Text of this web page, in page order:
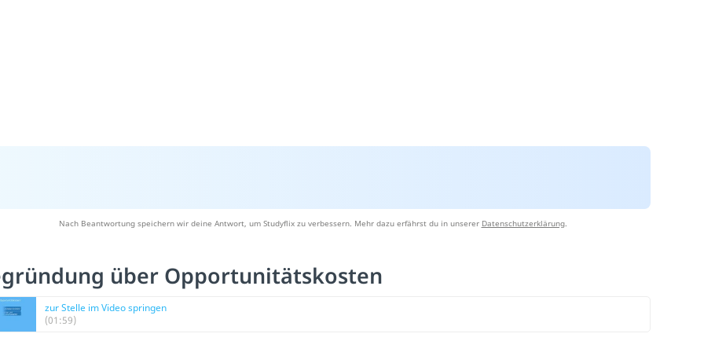
Nach Beantwortung speichern wir deine Antwort, um Studyflix zu verbessern. Mehr dazu erfährst du in unserer Datenschutzerklärung.
über Opportunitätskosten
zur Stelle im Video springen
(01:59)